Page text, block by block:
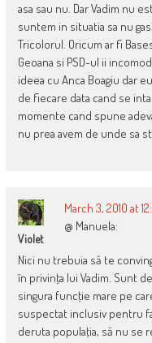
asa sau nu. Dar Vadim nu
suntem in situatia sa nu
Tricolorul. Oricum ar fi
Geoana si PSD-ul ii
ideea cu Anca Boagiu dar
de fiecare data cand se
momente cand spune
nu prea avem de unde sa
Violet
March 3, 2010 at
@ Manuela:
Nici nu trebuia să te
în privinţa lui Vadim. Sunt
singura funcţie mare pe
suspectat inclusiv pentru
deruta populaţia, să nu se